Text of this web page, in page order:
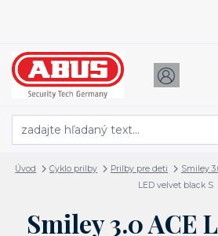
Úvod Cyklo prilby Prilby pre deti Smiley
LED velvet black S
Smiley 3.0 ACE